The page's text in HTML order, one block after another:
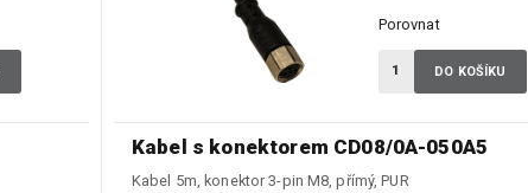
Kabel s konektorem CD08/0A-050A5
Kabel 5m, konektor 3-pin M8, přímý, PUR
Porovnat
DO KOŠÍKU